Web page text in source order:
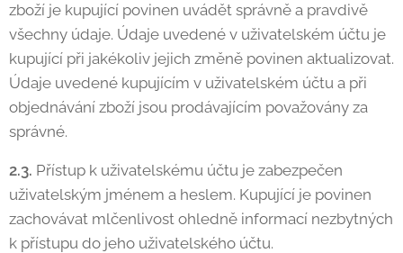
zboží je kupující povinen uvádět správně a pravdivě
všechny údaje. Údaje uvedené v uživatelském účtu je
kupující při jakékoliv jejich změně povinen aktualizovat.
Údaje uvedené kupujícím v uživatelském účtu a při
objednávání zboží jsou prodávajícím považovány za
správné.
2.3. Přístup k uživatelskému účtu je zabezpečen
uživatelským jménem a heslem. Kupující je povinen
zachovávat mlčenlivost ohledně informací nezbytných
k přístupu do jeho uživatelského účtu.